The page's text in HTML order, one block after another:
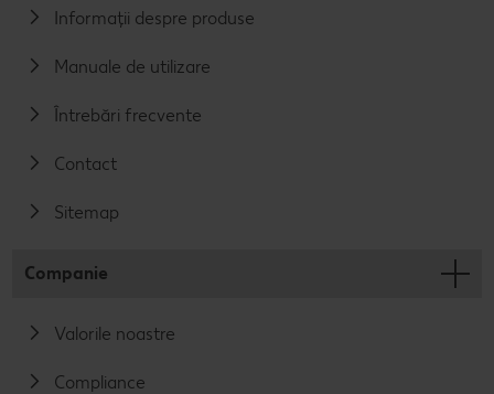
Informații despre produse
Manuale de utilizare
Întrebări frecvente
Contact
Sitemap
Companie
Valorile noastre
Compliance